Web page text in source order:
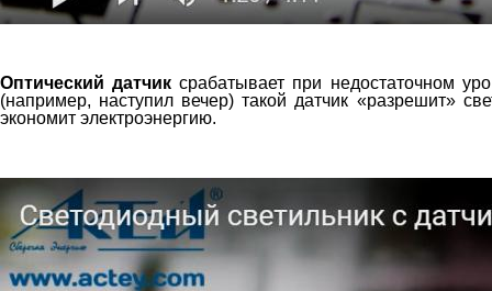
Оптический датчик срабатывает при недостаточном
(например, наступил вечер) такой датчик «разрешит»
экономит электроэнергию.